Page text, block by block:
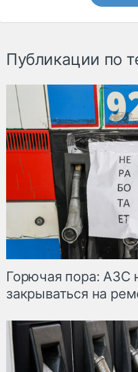
Публикации по
Горючая пора: АЗС
закрываться на